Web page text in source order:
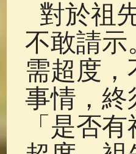
對於祖
不敢請示
需超度
事情，終
「是否